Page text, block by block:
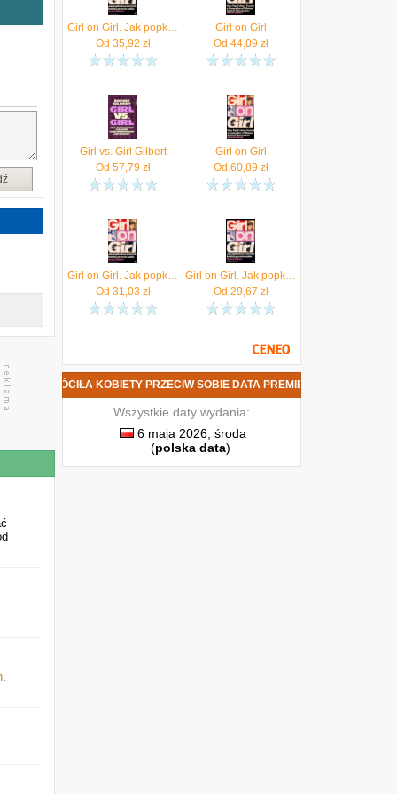
.
Girl on Girl. Jak popkultura zwróciła kobiety przeciw sobie
Od 35,92 zł
Girl on Girl
Od 44,09 zł
Girl vs. Girl Gilbert
Od 57,79 zł
Girl on Girl
Od 60,89 zł
Girl on Girl. Jak popkultura zwróciła kobiety przeciw sobie
Od 31,03 zł
Girl on Girl. Jak popkultura zwróciła kobiety przeciw sobie
Od 29,67 zł
POPKULTURA ZWRÓCIŁA KOBIETY PRZECIW SOBIE DATA PREMIERY
Wszystkie daty wydania:
6 maja 2026, środa
(polska data)